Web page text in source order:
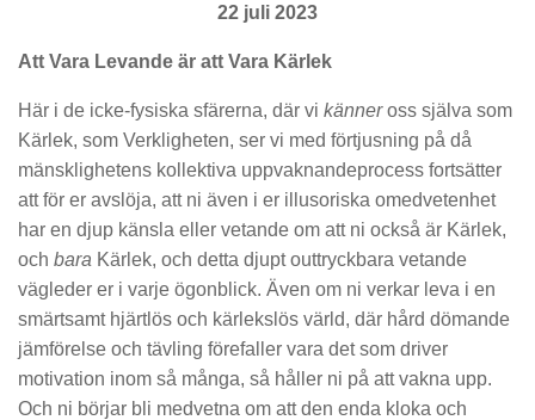
22 juli 2023
Att Vara Levande är att Vara Kärlek
Här i de icke-fysiska sfärerna, där vi känneross själva som
Kärlek, som Verkligheten, ser vi med förtjusning på då
mänsklighetens kollektiva uppvaknandeprocess fortsätter
att för er avslöja, att ni även i er illusoriska omedvetenhet
har en djup känsla eller vetande om att ni också är Kärlek,
och bara Kärlek, och detta djupt outtryckbara vetande
vägleder er i varje ögonblick. Även om ni verkar leva i en
smärtsamt hjärtlös och kärlekslös värld, där hård dömande
jämförelse och tävling förefaller vara det som driver
motivation inom så många, så håller ni på att vakna upp.
Och ni börjar bli medvetna om att den enda kloka och